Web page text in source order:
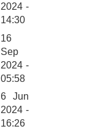
2024 -
14:30
16
Sep
2024 -
05:58
6 Jun
2024 -
16:26